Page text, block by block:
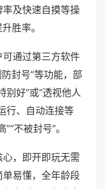
及快速自摸等操
胜率。
通过第三方软件
封号”等功能，部
别好”或“透视他人
行、自动连接等
不被封号”。
，即开即玩无需
易懂，全年龄段